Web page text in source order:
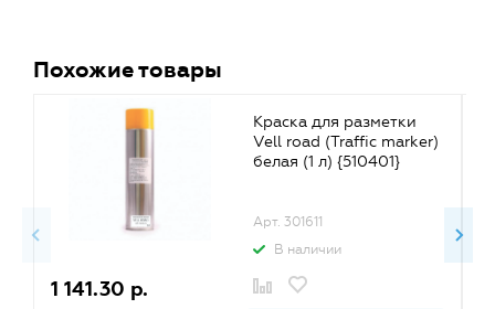
Похожие товары
Краска для разметки
Vell road (Traffic marker)
белая (1 л) {510401}
Арт. 301611
В наличии
1 141.30 р.